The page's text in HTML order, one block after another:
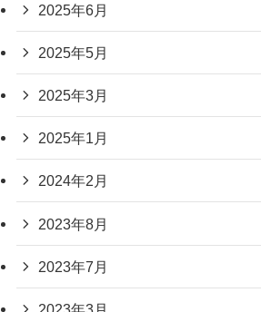
2025年6月
2025年5月
2025年3月
2025年1月
2024年2月
2023年8月
2023年7月